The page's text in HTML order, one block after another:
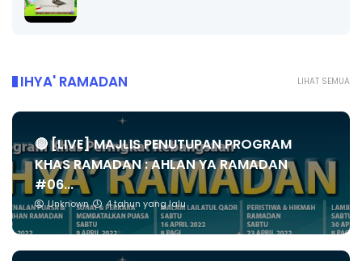
LIHAT SEMUA
IHYA' RAMADAN
🔴 [LIVE] MAJLIS PENUTUPAN PROGRAM
KHAS RAMADAN : AHLAN YA RAMADAN
#06...
Unknown 4 tahun yang lalu